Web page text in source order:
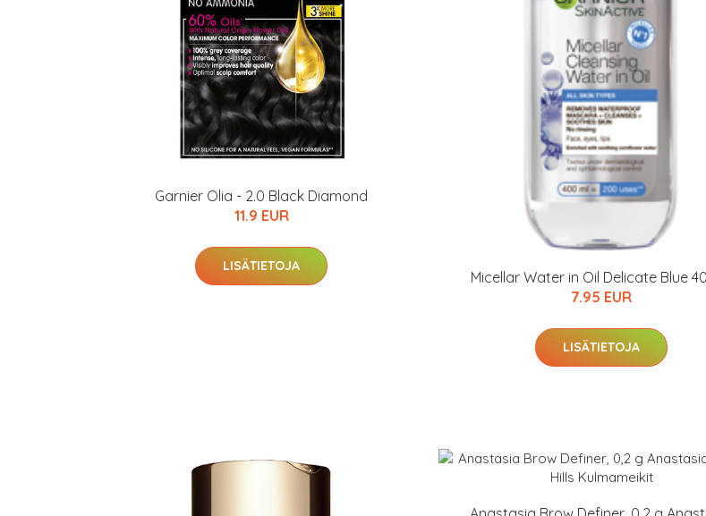
Garnier Olia - 2.0 Black Diamond
11.9 EUR
LISÄTIETOJA
Micellar Water in Oil Delicate Blue
7.95 EUR
LISÄTIETOJA